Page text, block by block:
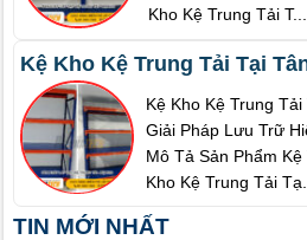
Kho Kệ Trung Tải T...
Kệ Kho Kệ Trung Tải Tại
Kệ Kho Kệ Trung
Giải Pháp Lưu Trữ
Mô Tả Sản Phẩm
Kho Kệ Trung Tải Tạ...
TIN MỚI NHẤT